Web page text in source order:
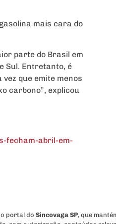
mais cara do
parte do Brasil em
Sul. Entretanto, é
que emite menos
carbono”, explicou
fecham-abril-em-
portal do Sincovaga SP, que